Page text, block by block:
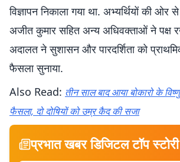
विज्ञापन निकाला गया था. अभ्यर्थियों की ओर
अजीत कुमार सहित अन्य अधिवक्ताओं ने पक्ष
अदालत ने सुशासन और पारदर्शिता को
फैसला सुनाया.
Also Read: तीन साल बाद आया बोकारो के
फैसला, दो दोषियों को उम्र कैद की सजा
प्रभात खबर डिजिटल टॉप स्टोरी